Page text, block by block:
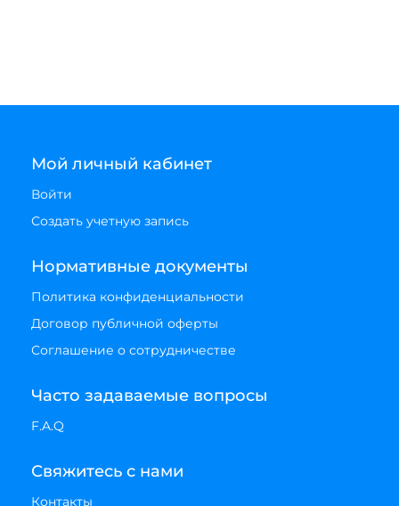
Мой личный кабинет
Войти
Создать учетную запись
Нормативные документы
Политика конфиденциальности
Договор публичной оферты
Соглашение о сотрудничестве
Часто задаваемые вопросы
F.A.Q
Свяжитесь с нами
Контакты